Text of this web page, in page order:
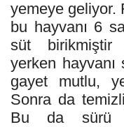
yemeye geliyor.
bu hayvanı 6
süt birikmiştir
yerken hayvanı
gayet mutlu,
Sonra da
Bu da sürü